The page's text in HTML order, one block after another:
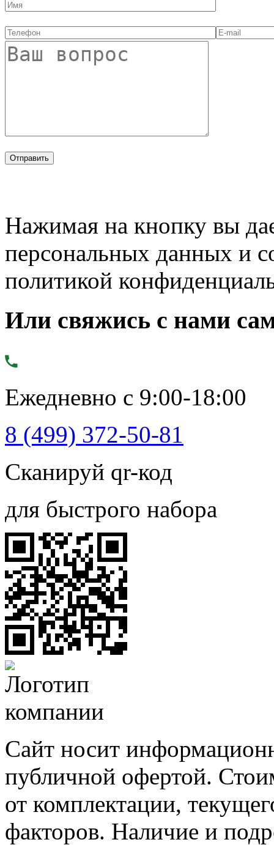
Нажимая на кнопку вы
персональных данных и
политикой
Или свяжись с нами
Ежедневно с 9:00-18:00
8 (499) 372-50-81
Сканируй qr-код
для быстрого набора
Сайт носит
публичной офертой.
от комплектации,
факторов. Наличие и